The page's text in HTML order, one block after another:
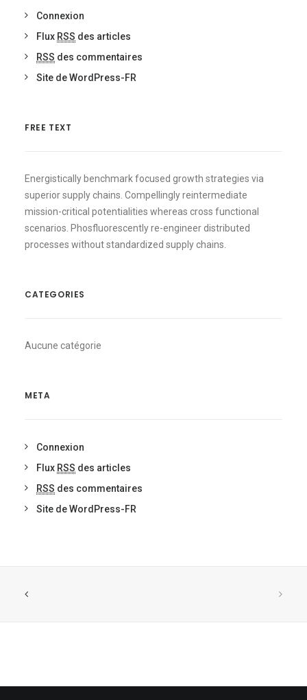
Connexion
Flux RSS des articles
RSS des commentaires
Site de WordPress-FR
FREE TEXT
Energistically benchmark focused growth strategies via
superior supply chains. Compellingly reintermediate
mission-critical potentialities whereas cross functional
scenarios. Phosfluorescently re-engineer distributed
processes without standardized supply chains.
CATEGORIES
Aucune catégorie
META
Connexion
Flux RSS des articles
RSS des commentaires
Site de WordPress-FR